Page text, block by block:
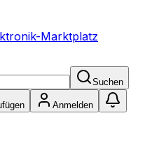
Marktplatz
Suchen
Anmelden